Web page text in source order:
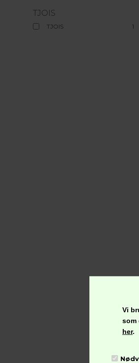
Vi
som
her.
TJOIS
TJOIS 1